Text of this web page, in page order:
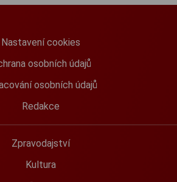
Nastavení cookies
osobních údajů
osobních údajů
Redakce
Zpravodajství
Kultura